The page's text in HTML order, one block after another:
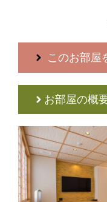
このお部屋
お部屋